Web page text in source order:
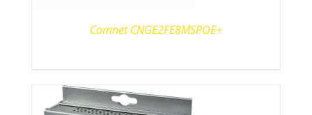
Comnet CNGE2FE8MSPOE+